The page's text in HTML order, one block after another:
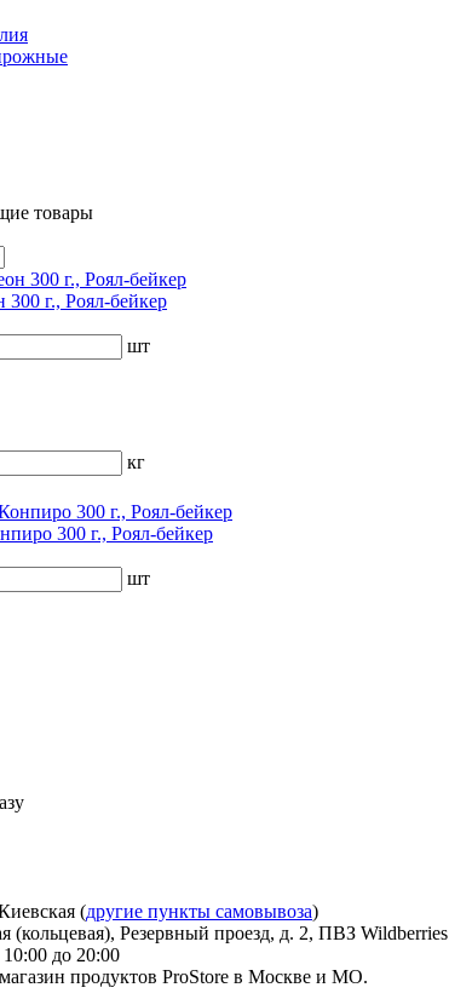
товары
г., Роял-бейкер
шт
кг
300 г., Роял-бейкер
шт
(другие пункты самовывоза)
(кольцевая), Резервный проезд, д. 2, ПВЗ Wildberries
до 20:00
продуктов ProStore в Москве и МО.